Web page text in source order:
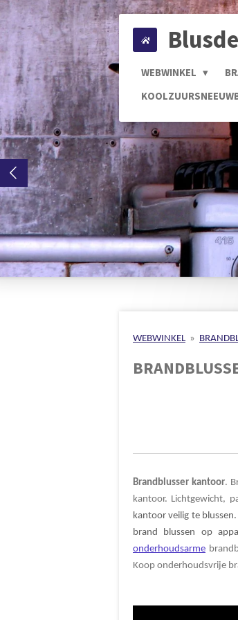
Ga
direct
naar
de
hoofdinhoud
WEBWINKEL
WEBWINKEL »
Brandblusser kantoor.
kantoor. Lichtgewicht,
kantoor veilig te
brand blussen op
onderhoudsarme
Koop onderhoudsvrije